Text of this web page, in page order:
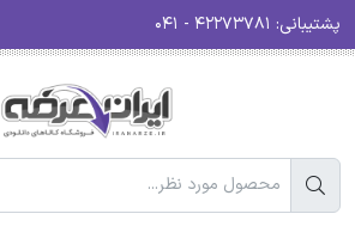
پشتیبانی: